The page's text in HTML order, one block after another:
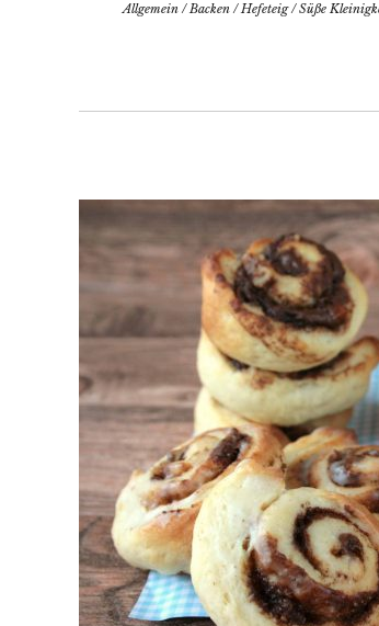
Allgemein /Backen /Hefeteig/Süße